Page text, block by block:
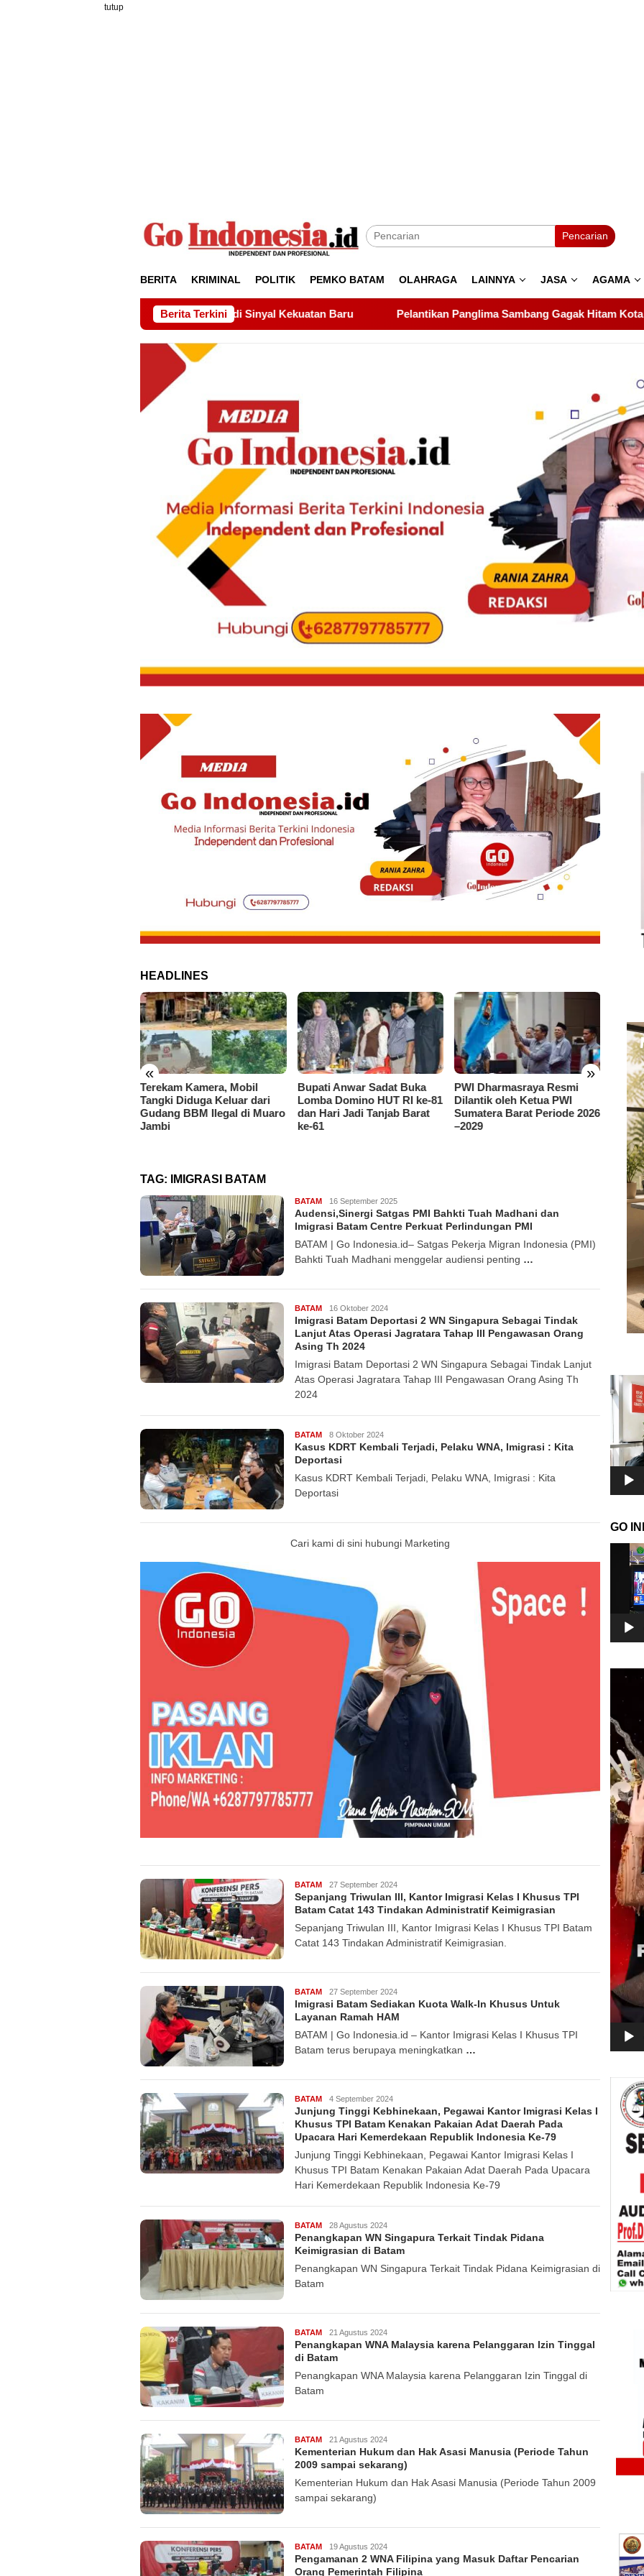
tutup
Pencarian
BERITA KRIMINAL POLITIK PEMKO BATAM OLAHRAGA LAINNYA JASA AGAMA
Berita Terkini
Hitam Jadi Sinyal Kekuatan Baru Pelantikan Panglima Sambang Gagak Hitam Kota Batam Dihadiri Udin Pelor
HEADLINES
« »
Terekam Kamera, Mobil
Tangki Diduga Keluar dari
Gudang BBM Ilegal di Muaro
Jambi
Bupati Anwar Sadat Buka
Lomba Domino HUT RI ke-81
dan Hari Jadi Tanjab Barat
ke-61
PWI Dharmasraya Resmi
Dilantik oleh Ketua PWI
Sumatera Barat Periode 2026
–2029
Prof.
TAG: IMIGRASI BATAM
BATAM GoIndonesia
16 September 2025
Audensi,Sinergi Satgas PMI Bahkti Tuah Madhani dan
Imigrasi Batam Centre Perkuat Perlindungan PMI
BATAM | Go Indonesia.id– Satgas Pekerja Migran Indonesia (PMI)
Bahkti Tuah Madhani menggelar audiensi penting …
BATAM GoIndonesia
16 Oktober 2024
Imigrasi Batam Deportasi 2 WN Singapura Sebagai Tindak
Lanjut Atas Operasi Jagratara Tahap III Pengawasan Orang
Asing Th 2024
Imigrasi Batam Deportasi 2 WN Singapura Sebagai Tindak Lanjut
Atas Operasi Jagratara Tahap III Pengawasan Orang Asing Th
2024
BATAM GoIndonesia
8 Oktober 2024
Kasus KDRT Kembali Terjadi, Pelaku WNA, Imigrasi : Kita
Deportasi
Kasus KDRT Kembali Terjadi, Pelaku WNA, Imigrasi : Kita
Deportasi
Cari kami di sini hubungi Marketing
BATAM GoIndonesia
27 September 2024
Sepanjang Triwulan III, Kantor Imigrasi Kelas I Khusus TPI
Batam Catat 143 Tindakan Administratif Keimigrasian
Sepanjang Triwulan III, Kantor Imigrasi Kelas I Khusus TPI Batam
Catat 143 Tindakan Administratif Keimigrasian.
BATAM GoIndonesia
27 September 2024
Imigrasi Batam Sediakan Kuota Walk-In Khusus Untuk
Layanan Ramah HAM
BATAM | Go Indonesia.id – Kantor Imigrasi Kelas I Khusus TPI
Batam terus berupaya meningkatkan …
BATAM GoIndonesia
4 September 2024
Junjung Tinggi Kebhinekaan, Pegawai Kantor Imigrasi Kelas I
Khusus TPI Batam Kenakan Pakaian Adat Daerah Pada
Upacara Hari Kemerdekaan Republik Indonesia Ke-79
Junjung Tinggi Kebhinekaan, Pegawai Kantor Imigrasi Kelas I
Khusus TPI Batam Kenakan Pakaian Adat Daerah Pada Upacara
Hari Kemerdekaan Republik Indonesia Ke-79
BATAM GoIndonesia
28 Agustus 2024
Penangkapan WN Singapura Terkait Tindak Pidana
Keimigrasian di Batam
Penangkapan WN Singapura Terkait Tindak Pidana Keimigrasian di
Batam
BATAM GoIndonesia
21 Agustus 2024
Penangkapan WNA Malaysia karena Pelanggaran Izin Tinggal
di Batam
Penangkapan WNA Malaysia karena Pelanggaran Izin Tinggal di
Batam
BATAM GoIndonesia
21 Agustus 2024
Kementerian Hukum dan Hak Asasi Manusia (Periode Tahun
2009 sampai sekarang)
Kementerian Hukum dan Hak Asasi Manusia (Periode Tahun 2009
sampai sekarang)
BATAM GoIndonesia
19 Agustus 2024
Pengamanan 2 WNA Filipina yang Masuk Daftar Pencarian
Orang Pemerintah Filipina
Pemutar
Video
GO
Video
Pemutar